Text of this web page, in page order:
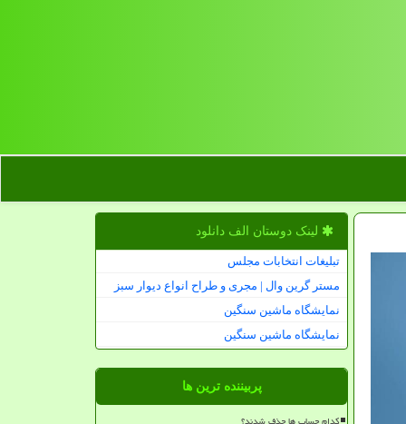
لینک دوستان الف دانلود
تبلیغات انتخابات مجلس
مستر گرین وال | مجری و طراح انواع دیوار سبز
نمایشگاه ماشین سنگین
نمایشگاه ماشین سنگین
پربیننده ترین ها